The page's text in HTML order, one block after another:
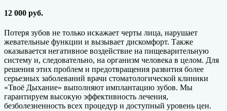
12 000 руб.
Потеря зубов не только искажает черты лица, нарушает
жевательные функции и вызывает дискомфорт. Также
оказывается негативное воздействие на пищеварительную
систему и, следовательно, на организм человека в целом. Для
решения этих проблем и предотвращения развития более
серьезных заболеваний врачи стоматологической клиники
«Твоё Дыхание» выполняют имплантацию зубов. Мы
гарантируем высокую эффективность лечения,
безболезненность всех процедур и доступный уровень цен.